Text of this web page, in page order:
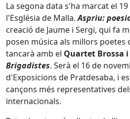
La segona data s'ha marcat el
l'Església de Malla.Aspriu:
creació de Jaume i Sergi, qui fa
posen música als millors poetes
tancarà amb el Quartet Brossa i
Brigadistes. Serà el 16 de
d'Exposicions de Pratdesaba, i
cançons més representatives
internacionals.